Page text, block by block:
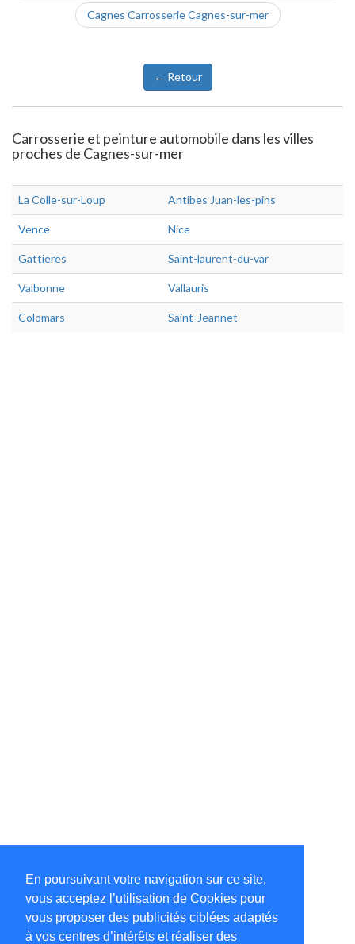
En poursuivant votre navigation sur ce site,
vous acceptez l’utilisation de Cookies pour
vous proposer des publicités ciblées adaptés
à vos centres d’intérêts et réaliser des
Cagnes Carrosserie Cagnes-sur-mer
← Retour
Carrosserie et peinture automobile dans les villes
proches de Cagnes-sur-mer
La Colle-sur-Loup Antibes Juan-les-pins
Vence Nice
Gattieres Saint-laurent-du-var
Valbonne Vallauris
Colomars Saint-Jeannet